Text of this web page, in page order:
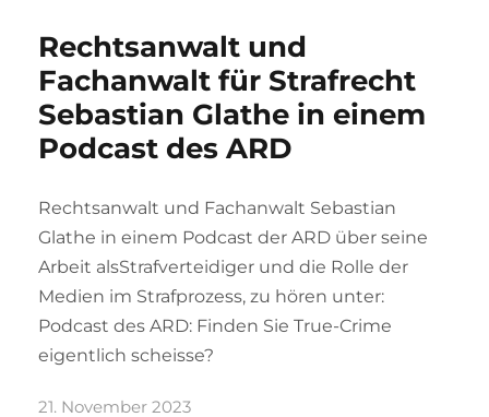
Rechtsanwalt und
Fachanwalt für Strafrecht
Sebastian Glathe in einem
Podcast des ARD
Rechtsanwalt und Fachanwalt Sebastian
Glathe in einem Podcast der ARD über seine
Arbeit alsStrafverteidiger und die Rolle der
Medien im Strafprozess, zu hören unter:
Podcast des ARD: Finden Sie True-Crime
eigentlich scheisse?
21. November 2023